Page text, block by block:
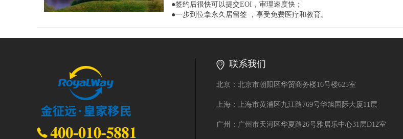
●签约后很快可以提交EOI，审理速度快；
●一步到位拿永久居留签 ，享受免费医疗和教育。
联系我们
北京：北京市朝阳区华贸商务楼16号楼625室
上海：上海市黄浦区九江路769号华旭国际大厦11层
广州：广州市天河区华夏路26号雅居乐中心31层D12室